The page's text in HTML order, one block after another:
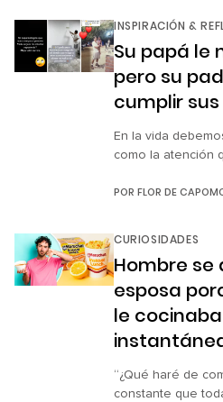
grande amante
INSPIRACIÓN &
Su papá le
pero su
cumplir
En la vida
como la atención
un simple gesto
POR FLOR DE
CURIOSIDADES
Hombre se
esposa
le
“¿Qué haré de
constante que